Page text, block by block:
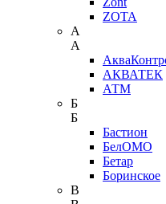
ZOTA
А
А
АКВАТЕК
АТМ
Б
Б
Бастион
БелОМО
Бетар
Боринское
В